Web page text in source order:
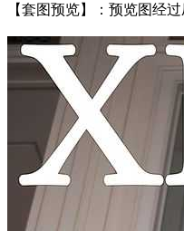
【套图预览】：预览图经